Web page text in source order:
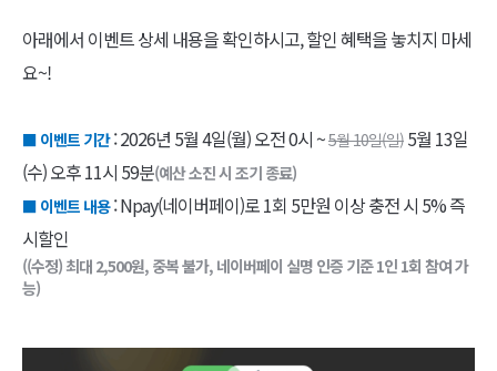
아래에서 이벤트 상세 내용을 확인하시고, 할인 혜택을 놓치지 마세
요~!
■ 이벤트 기간: 2026년 5월 4일(월) 오전 0시 ~5월 10일(일) 5월 13일
(수) 오후 11시 59분(예산 소진 시 조기 종료)
■ 이벤트 내용: Npay(네이버페이)로 1회 5만원 이상 충전 시 5% 즉
시할인
((수정) 최대 2,500원, 중복 불가, 네이버페이 실명 인증 기준 1인 1회 참여 가
능)